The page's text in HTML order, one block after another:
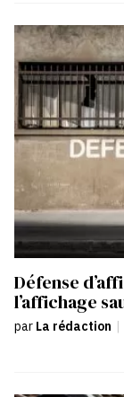
Défense
l’affichage
par La rédaction |